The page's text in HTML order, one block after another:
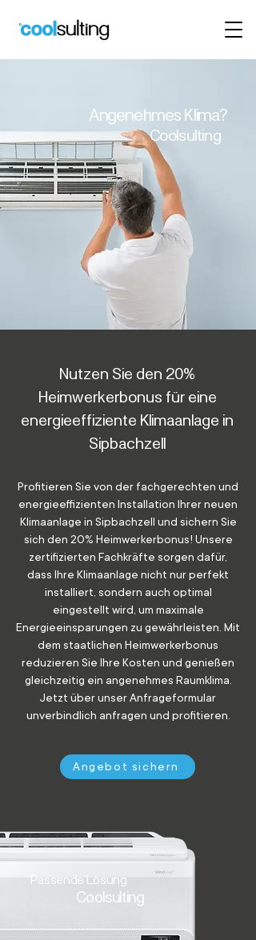
Coolsulting
Angenehmes Klima?
Nutzen Sie den 20%
Heimwerkerbonus für eine
energieeffiziente Klimaanlage in
Sipbachzell
Profitieren Sie von der fachgerechten und
energieeffizienten Installation Ihrer neuen
Klimaanlage in Sipbachzell und sichern Sie
sich den 20% Heimwerkerbonus! Unsere
zertifizierten Fachkräfte sorgen dafür,
dass Ihre Klimaanlage nicht nur perfekt
installiert, sondern auch optimal
eingestellt wird, um maximale
Energieeinsparungen zu gewährleisten. Mit
dem staatlichen Heimwerkerbonus
reduzieren Sie Ihre Kosten und genießen
gleichzeitig ein angenehmes Raumklima.
Jetzt über unser Anfrageformular
unverbindlich anfragen und profitieren.
Angebot sichern
Coolsulting
Passende Lösung